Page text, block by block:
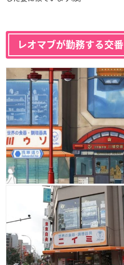
レオマブが勤務する交番